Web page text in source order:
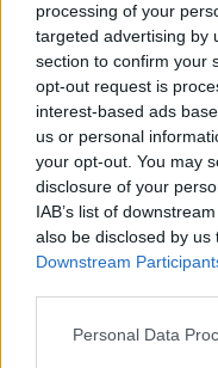
processing of your
targeted advertising by
section to confirm your
opt-out request is
interest-based ads
us or personal
your opt-out. You may
disclosure of your
IAB’s list of
also be disclosed by
Downstream
Please note that this
Personal Data
Χρησιμοποιείς
Και όμως μπορούν